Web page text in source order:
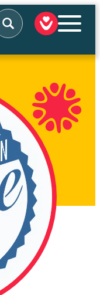
SOUTENIR